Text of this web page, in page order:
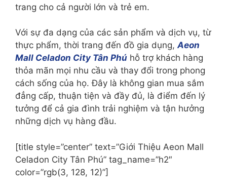
trang cho cả người lớn và trẻ em.
Với sự đa dạng của các sản phẩm và dịch vụ, từ
thực phẩm, thời trang đến đồ gia dụng,Aeon
Mall Celadon City Tân Phú hỗ trợ khách hàng
thỏa mãn mọi nhu cầu và thay đổi trong phong
cách sống của họ. Đây là không gian mua sắm
đẳng cấp, thuận tiện và đầy đủ, là điểm đến lý
tưởng để cả gia đình trải nghiệm và tận hưởng
những dịch vụ hàng đầu.
[title style=”center” text=”Giới Thiệu Aeon Mall
Celadon City Tân Phú” tag_name=”h2″
color=”rgb(3, 128, 12)”]